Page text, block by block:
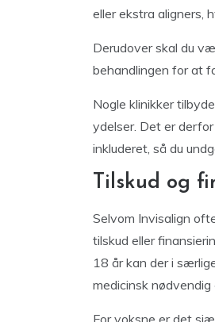
eller ekstra aligners,
Derudover skal du
behandlingen for at
Nogle klinikker
ydelser. Det er
inkluderet, så du
Tilskud og
Selvom Invisalign
tilskud eller
18 år kan der i
medicinsk
For voksne er det